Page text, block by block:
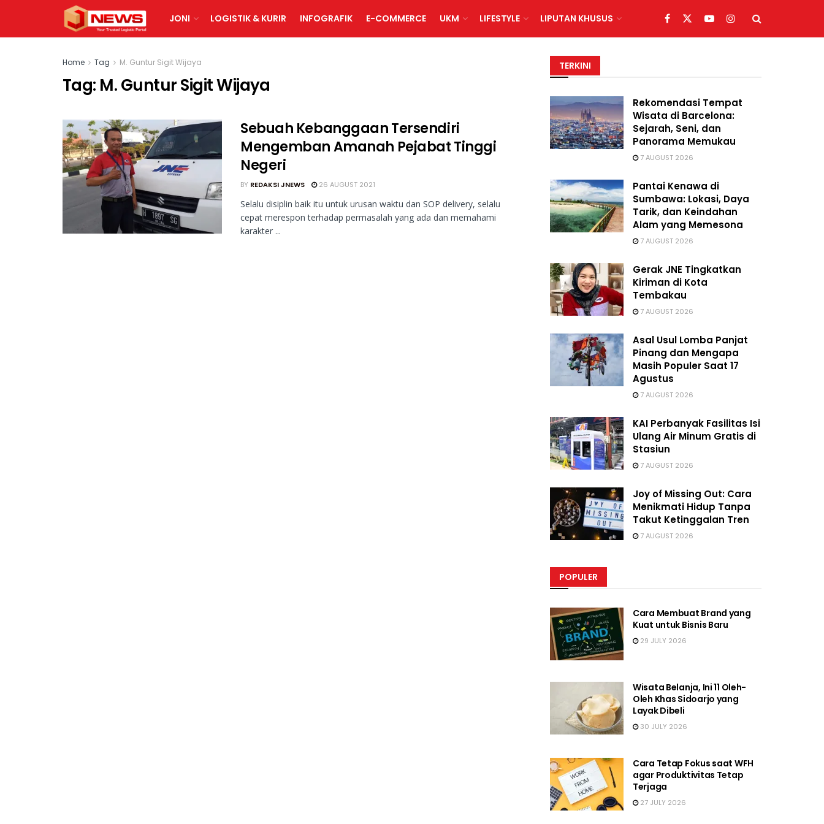
JONI LOGISTIK & KURIR INFOGRAFIK E-COMMERCE UKM LIFESTYLE LIPUTAN KHUSUS
Home Tag M. Guntur Sigit Wijaya
Tag: M. Guntur Sigit Wijaya
Sebuah Kebanggaan Tersendiri
Mengemban Amanah Pejabat Tinggi
Negeri
BY REDAKSI JNEWS 26 AUGUST 2021
Selalu disiplin baik itu untuk urusan waktu dan SOP delivery, selalu
cepat merespon terhadap permasalah yang ada dan memahami
karakter ...
TERKINI
Rekomendasi Tempat
Wisata di Barcelona:
Sejarah, Seni, dan
Panorama Memukau
7 AUGUST 2026
Pantai Kenawa di
Sumbawa: Lokasi, Daya
Tarik, dan Keindahan
Alam yang Memesona
7 AUGUST 2026
Gerak JNE Tingkatkan
Kiriman di Kota
Tembakau
7 AUGUST 2026
Asal Usul Lomba Panjat
Pinang dan Mengapa
Masih Populer Saat 17
Agustus
7 AUGUST 2026
KAI Perbanyak Fasilitas Isi
Ulang Air Minum Gratis di
Stasiun
7 AUGUST 2026
Joy of Missing Out: Cara
Menikmati Hidup Tanpa
Takut Ketinggalan Tren
7 AUGUST 2026
POPULER
Cara Membuat Brand yang
Kuat untuk Bisnis Baru
29 JULY 2026
Wisata Belanja, Ini 11 Oleh-
Oleh Khas Sidoarjo yang
Layak Dibeli
30 JULY 2026
Cara Tetap Fokus saat WFH
agar Produktivitas Tetap
Terjaga
27 JULY 2026